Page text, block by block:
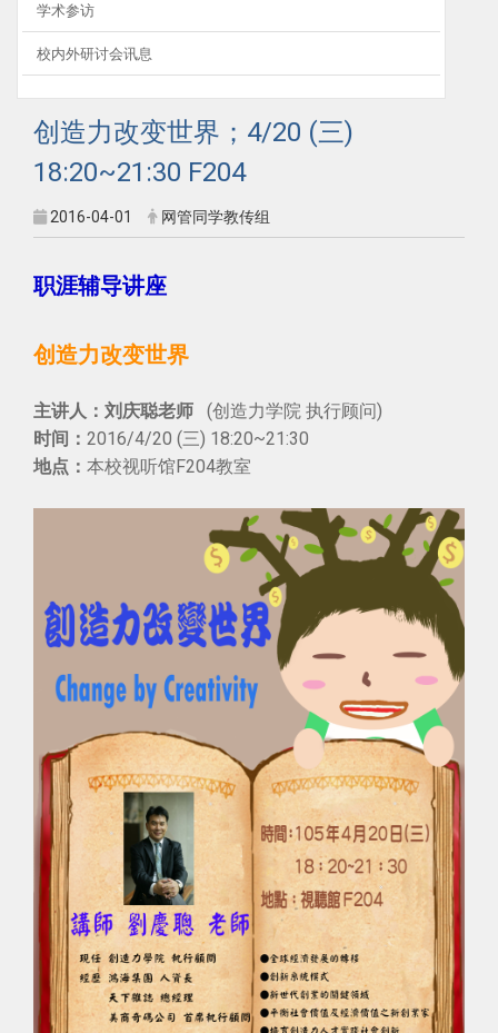
学术参访
校内外研讨会讯息
创造力改变世界；4/20 (三)
18:20~21:30 F204
2016-04-01 网管同学教传组
职涯辅导讲座
创造力改变世界
主讲人： 刘庆聪老师 (创造力学院 执行顾问)
时间： 2016/4/20 (三) 18:20~21:30
地点： 本校视听馆F204教室